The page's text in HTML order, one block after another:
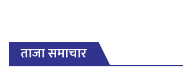
ताजा समाचार